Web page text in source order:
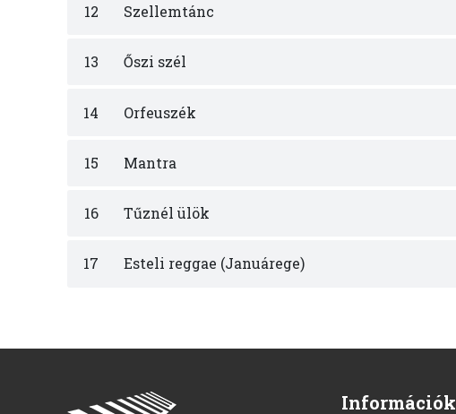
12 Szellemtánc
13 Őszi szél
14 Orfeuszék
15 Mantra
16 Tűznél ülök
17 Esteli reggae (Januárege)
Információk